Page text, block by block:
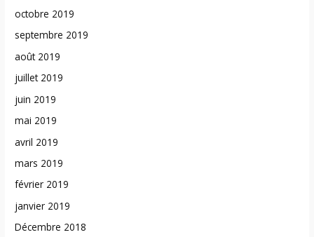
octobre 2019
septembre 2019
août 2019
juillet 2019
juin 2019
mai 2019
avril 2019
mars 2019
février 2019
janvier 2019
Décembre 2018